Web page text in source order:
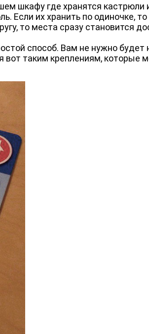
шкафу где хранятся кастрюли
Если их хранить по одиночке,
то места сразу становится
способ. Вам не нужно будет
вот таким креплениям, которые